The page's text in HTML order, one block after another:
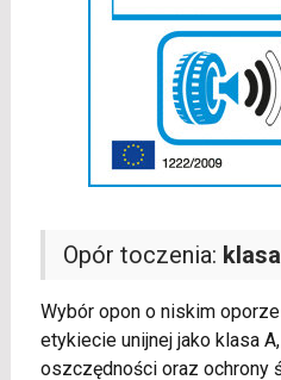
Opór toczenia:
Wybór opon o niskim
etykiecie unijnej jako klasa
oszczędności oraz ochrony